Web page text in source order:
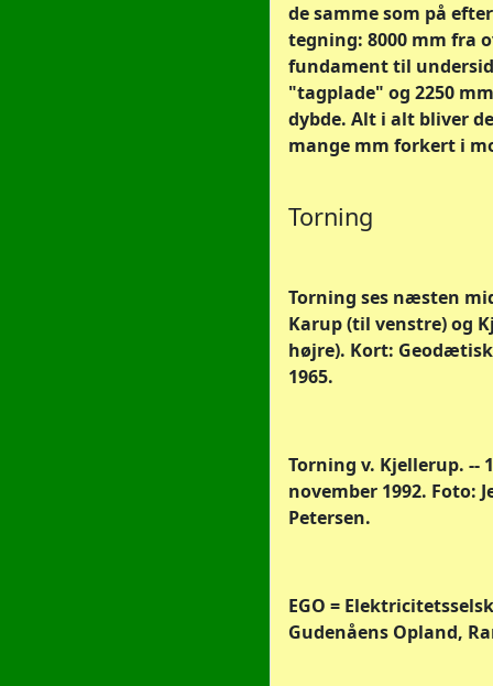
de samme som på
tegning: 8000 mm fra
fundament til
"tagplade" og 2250
dybde. Alt i alt bliver
mange mm forkert i
Torning
Torning ses næsten
Karup (til venstre) og
højre). Kort:
1965.
Torning v. Kjellerup. --
november 1992. Foto:
Petersen.
EGO =
Gudenåens Opland,